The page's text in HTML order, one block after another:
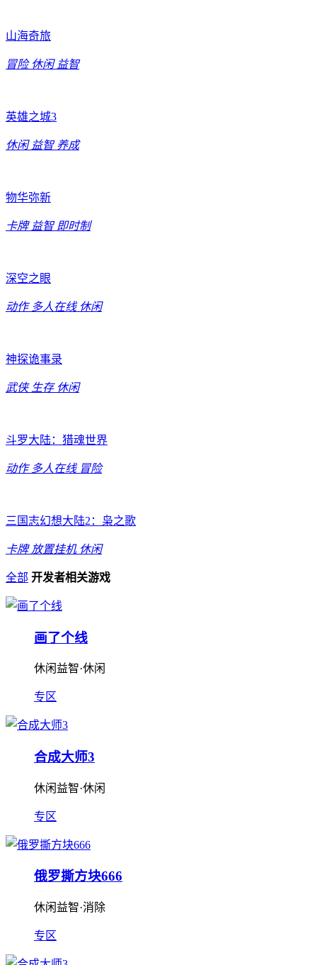
山海奇旅
冒险 休闲 益智
英雄之城3
休闲 益智 养成
物华弥新
卡牌 益智 即时制
深空之眼
动作 多人在线 休闲
神探诡事录
武侠 生存 休闲
斗罗大陆：猎魂世界
动作 多人在线 冒险
三国志幻想大陆2：枭之歌
卡牌 放置挂机 休闲
全部 开发者相关游戏
画了个线
休闲益智·休闲
专区
合成大师3
休闲益智·休闲
专区
俄罗撕方块666
休闲益智·消除
专区